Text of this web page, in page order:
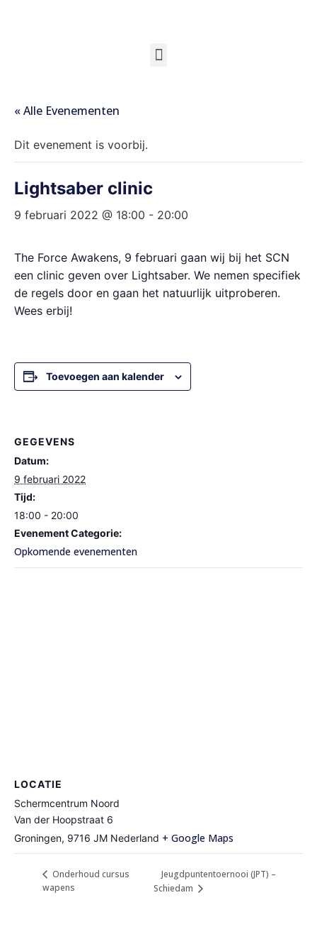
« Alle Evenementen
Dit evenement is voorbij.
Lightsaber clinic
9 februari 2022 @ 18:00 - 20:00
The Force Awakens, 9 februari gaan wij bij het SCN
een clinic geven over Lightsaber. We nemen specifiek
de regels door en gaan het natuurlijk uitproberen.
Wees erbij!
Toevoegen aan kalender
GEGEVENS
Datum:
9 februari 2022
Tijd:
18:00 - 20:00
Evenement Categorie:
Opkomende evenementen
LOCATIE
Schermcentrum Noord
Van der Hoopstraat 6
Groningen, 9716 JM Nederland + Google Maps
Onderhoud cursus
wapens
Jeugdpuntentoernooi (JPT) –
Schiedam